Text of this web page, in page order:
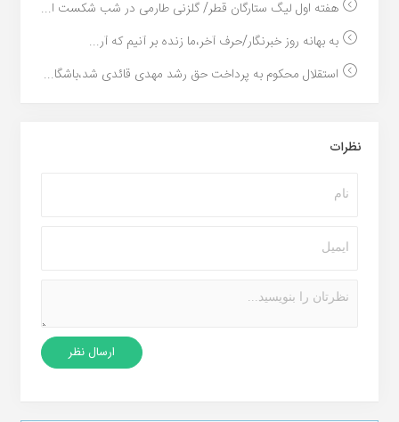
هفته اول لیگ ستارگان قطر/ گلزنی طارمی در شب شکست ا...
به بهانه روز خبرنگار/حرف آخر،ما زنده بر آنیم که آر...
استقلال محکوم به پرداخت حق رشد مهدی قائدی شد،باشگا...
نظرات